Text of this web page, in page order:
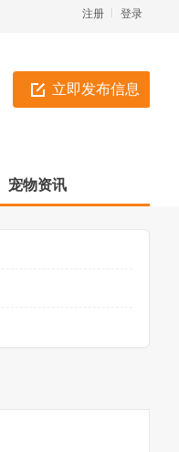
登录
注册
立即发布信息
宠物资讯